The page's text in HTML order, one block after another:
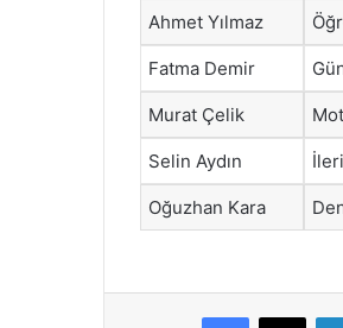
Ahmet Yılmaz
Fatma Demir
Murat Çelik
Selin Aydın
Oğuzhan Kara
Facebook
X